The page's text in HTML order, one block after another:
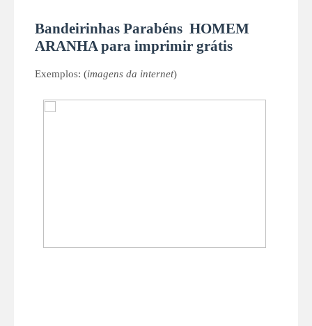
Bandeirinhas Parabéns HOMEM
ARANHA para imprimir grátis
Exemplos: (imagens da internet)